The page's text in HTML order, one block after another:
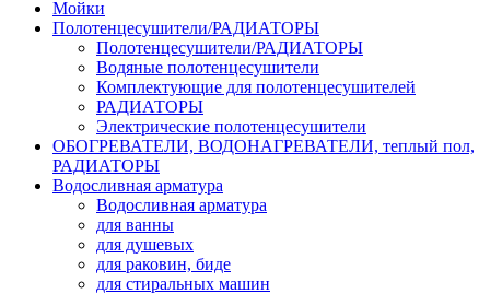
Мойки
Полотенцесушители/РАДИАТОРЫ
Полотенцесушители/РАДИАТОРЫ
Водяные полотенцесушители
Комплектующие для полотенцесушителей
РАДИАТОРЫ
Электрические полотенцесушители
ОБОГРЕВАТЕЛИ, ВОДОНАГРЕВАТЕЛИ, теплый пол,
РАДИАТОРЫ
Водосливная арматура
Водосливная арматура
для ванны
для душевых
для раковин, биде
для стиральных машин